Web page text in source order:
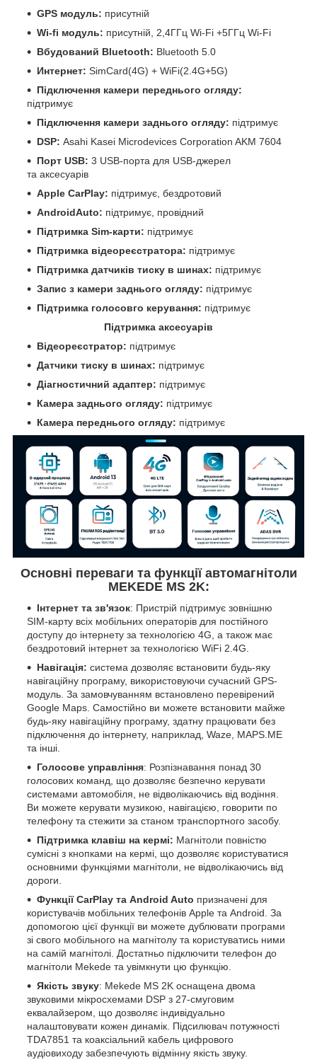
GPS модуль: присутній
Wi-fi модуль: присутній, 2,4ГГц Wi-Fi +5ГГц Wi-Fi
Вбудований Bluetooth: Bluetooth 5.0
Интернет: SimCard(4G) + WiFi(2.4G+5G)
Підключення камери переднього огляду:
підтримує
Підключення камери заднього огляду: підтримує
DSP: Asahi Kasei Microdevices Corporation AKM 7604
Порт USB: 3 USB-порта для USB-джерел
та аксесуарів
Apple CarPlay: підтримує, бездротовий
AndroidAuto: підтримує, провідний
Підтримка Sim-карти: підтримує
Підтримка відеореєстратора: підтримує
Підтримка датчиків тиску в шинах: підтримує
Запис з камери заднього огляду: підтримує
Підтримка голосовго керування: підтримує
Підтримка аксесуарів
Відеореєстратор: підтримує
Датчики тиску в шинах: підтримує
Діагностичний адаптер: підтримує
Камера заднього огляду: підтримує
Камера переднього огляду: підтримує
Основні переваги та функції автомагнітоли
MEKEDE MS 2K:
Інтернет та зв'язок: Пристрій підтримує зовнішню
SIM-карту всіх мобільних операторів для постійного
доступу до інтернету за технологією 4G, а також має
бездротовий інтернет за технологією WiFi 2.4G.
Навігація: система дозволяє встановити будь-яку
навігаційну програму, використовуючи сучасний GPS-
модуль. За замовчуванням встановлено перевірений
Google Maps. Самостійно ви можете встановити майже
будь-яку навігаційну програму, здатну працювати без
підключення до інтернету, наприклад, Waze, MAPS.ME
та інші.
Голосове управління: Розпізнавання понад 30
голосових команд, що дозволяє безпечно керувати
системами автомобіля, не відволікаючись від водіння.
Ви можете керувати музикою, навігацією, говорити по
телефону та стежити за станом транспортного засобу.
Підтримка клавіш на кермі: Магнітоли повністю
сумісні з кнопками на кермі, що дозволяє користуватися
основними функціями магнітоли, не відволікаючись від
дороги.
Функції CarPlay та Android Auto призначені для
користувачів мобільних телефонів Apple та Android. За
допомогою цієї функції ви можете дублювати програми
зі свого мобільного на магнітолу та користуватись ними
на самій магнітолі. Достатньо підключити телефон до
магнітоли Mekede та увімкнути цю функцію.
Якість звуку: Mekede MS 2K оснащена двома
звуковими мікросхемами DSP з 27-смуговим
еквалайзером, що дозволяє індивідуально
налаштовувати кожен динамік. Підсилювач потужності
TDA7851 та коаксіальний кабель цифрового
аудіовиходу забезпечують відмінну якість звуку.